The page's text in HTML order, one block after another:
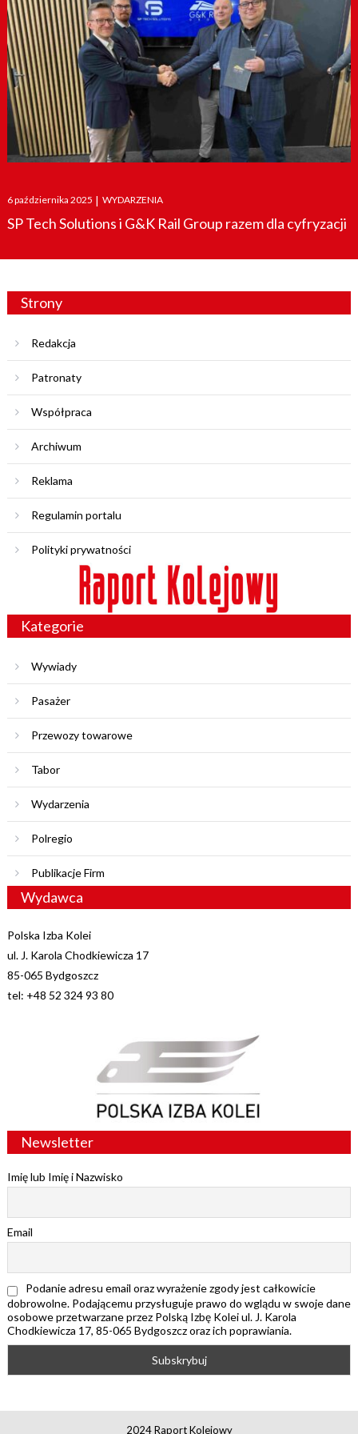
Posted
on
6 października 2025 | WYDARZENIA
SP Tech Solutions i G&K Rail Group razem dla cyfryzacji
Strony
Redakcja
Patronaty
Współpraca
Archiwum
Reklama
Regulamin portalu
Polityki prywatności
Kategorie
Wywiady
Pasażer
Przewozy towarowe
Tabor
Wydarzenia
Polregio
Publikacje Firm
Wydawca
Polska Izba Kolei
ul. J. Karola Chodkiewicza 17
85-065 Bydgoszcz
tel: +48 52 324 93 80
Newsletter
Imię lub Imię i Nazwisko
Email
Podanie adresu email oraz wyrażenie zgody jest całkowicie
dobrowolne. Podającemu przysługuje prawo do wglądu w swoje dane
osobowe przetwarzane przez Polską Izbę Kolei ul. J. Karola
Chodkiewicza 17, 85-065 Bydgoszcz oraz ich poprawiania.
2024 Raport Kolejowy